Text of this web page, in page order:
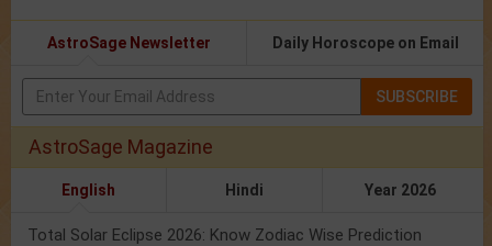
AstroSage Newsletter Daily Horoscope on Email
SUBSCRIBE
AstroSage Magazine
English Hindi Year 2026
Total Solar Eclipse 2026: Know Zodiac Wise Prediction